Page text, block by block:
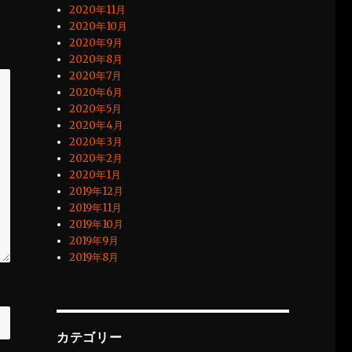
2020年11月
2020年10月
2020年9月
2020年8月
2020年7月
2020年6月
2020年5月
2020年4月
2020年3月
2020年2月
2020年1月
2019年12月
2019年11月
2019年10月
2019年9月
2019年8月
カテゴリー